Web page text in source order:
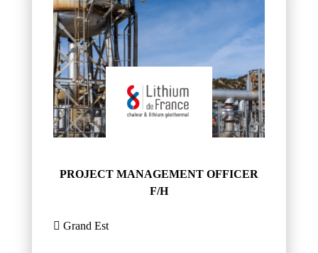
PROJECT MANAGEMENT OFFICER
F/H
Grand Est